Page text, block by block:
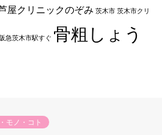
屋クリニックのぞみ 茨木市 茨木市クリ
急茨木市駅すぐ 骨粗しょう
モノ・コト